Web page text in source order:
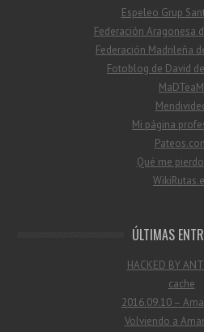
Espeleo Grup
Federación Aragonesa
Federación Madrileña
Fotoblog de David
MaDTeaM
Mi página
Qué me
ÚLTIMAS
HACKED BY
cache
2016.09.10 –
Volviendo a